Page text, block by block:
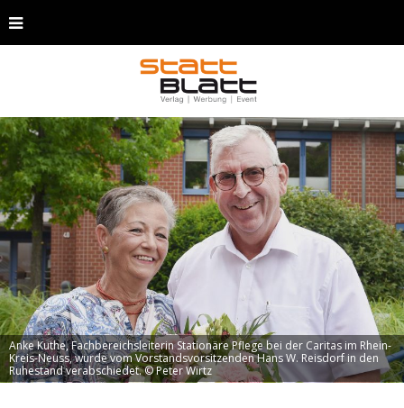
Anke Kuthe, Fachbereichsleiterin Stationäre Pflege bei der Caritas im Rhein-
Kreis-Neuss, wurde vom Vorstandsvorsitzenden Hans W. Reisdorf in den
Ruhestand verabschiedet. © Peter Wirtz